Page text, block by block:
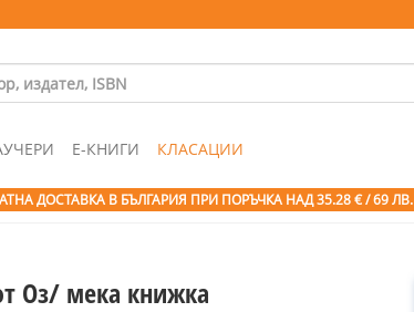
Е-КНИГИ КЛАСАЦИИ
ДОСТАВКА В БЪЛГАРИЯ ПРИ ПОРЪЧКА НАД 35.28 € / 69 ЛВ.
Оз/ мека книжка